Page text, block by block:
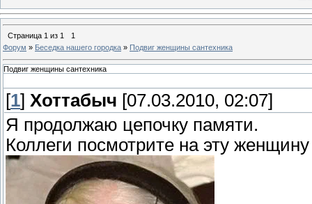
Страница 1 из 1
1
Форум » Беседка нашего городка » Подвиг женщины сантехника
Подвиг женщины сантехника
[1] Хоттабыч [07.03.2010, 02:07]
Я продолжаю цепочку памяти.
Коллеги посмотрите на эту